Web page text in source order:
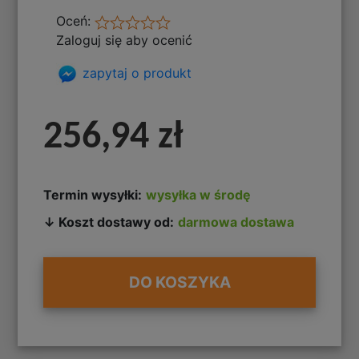
Oceń:
Zaloguj się aby ocenić
zapytaj o produkt
256,94 zł
Termin wysyłki: wysyłka w środę
↓ Koszt dostawy od: darmowa dostawa
DO KOSZYKA